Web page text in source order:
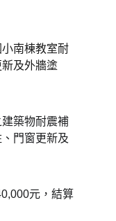
南棟教室耐
及外牆塗
建築物耐震補
門窗更新及
元，結算